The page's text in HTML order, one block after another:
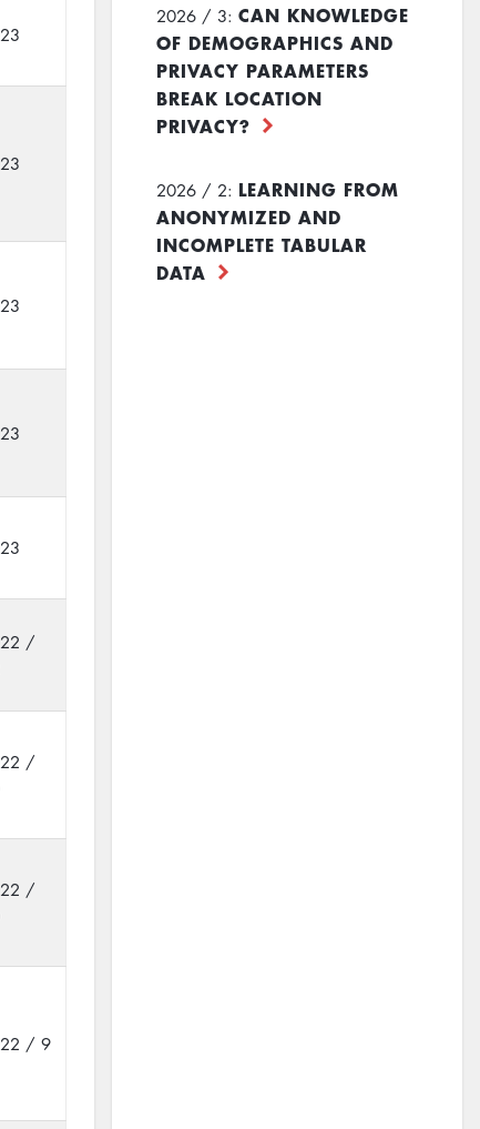
/
/
/
/ 9
2026 / 3: CAN KNOWLEDGE
OF DEMOGRAPHICS AND
PRIVACY PARAMETERS
BREAK LOCATION
PRIVACY?
2026 / 2: LEARNING FROM
ANONYMIZED AND
INCOMPLETE TABULAR
DATA